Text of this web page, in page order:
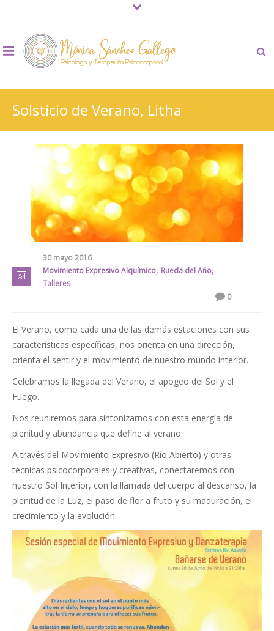
Solsticio de Verano, Litha
30 mayo 2016
Movimiento Expresivo Alquímico, Rueda del Año,
Talleres
0
El Verano, como cada una de las demás estaciones con sus
características específicas, nos orienta en una dirección,
orienta el sentir y el movimiento de nuestro mundo interior.
Celebramos la llegada del Verano, el apogeo del Sol y el
Fuego.
Nos reuniremos para sintonizarnos con esta energía de
plenitud y abundancia que define al verano.
A través del Movimiento Expresivo (Río Abierto) y otras
técnicas psicocorporales y creativas, conectaremos con
nuestro Sol Interior, con la llamada del cuerpo al descanso, la
plenitud de la Luz, el paso de flor a fruto y su maduración, el
crecimiento y la evolución.